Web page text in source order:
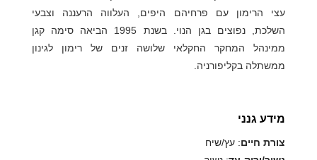
עצי הרימון עם פרחיהם היפים, העלווה הרעננה וצבעי
השלכת, נפוצים בגן הנוי. בשנת 1995 הביאה סימה קגן
ממינהל המחקר החקלאי שלושה זנים של רימון לגינון
ממשתלה בקליפורניה.
מידע גנני
צורת חיים: עץ/שיח